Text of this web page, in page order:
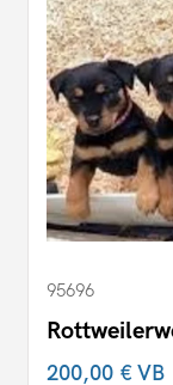
95696
200,00 €VB